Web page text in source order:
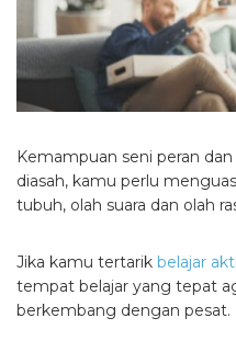
Kemampuan seni peran dan
diasah, kamu perlu
tubuh, olah suara dan olah
Jika kamu tertarik belajar
tempat belajar yang tepat
berkembang dengan pesat.